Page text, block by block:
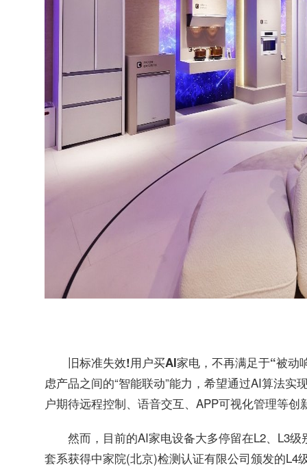
旧标准失效!用户买AI家电，不再满足于“被动
虑产品之间的“智能联动”能力，希望通过AI算法
户期待远程控制、语音交互、APP可视化管理等创
然而，目前的AI家电设备大多停留在L2、L3
套系获得中家院(北京)检测认证有限公司颁发的